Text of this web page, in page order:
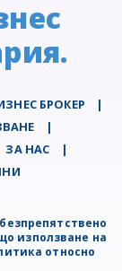
БРОКЕР
|
|
ЗА НАС
|
използване на
относно